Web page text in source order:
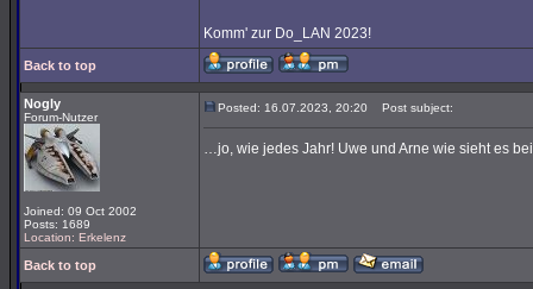
Komm' zur Do_LAN 2023!
Back to top
Nogly
Forum-Nutzer
Joined: 09 Oct 2002
Posts: 1689
Location: Erkelenz
Posted: 16.07.2023, 20:20 Post subject:
…jo, wie jedes Jahr! Uwe und Arne wie sieht es
Back to top